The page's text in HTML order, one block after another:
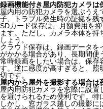
録画機能付き屋内防犯カメラは
屋内用の防犯カメラを選ぶう
子、トラブル発生時の証拠を
SDカード保存は、月額費用を
ます。ただし、カメラ本体を
しょう。
クラウド保存は、録画データ
がかかる場合があり、長期間
常時録画をしたい場合は、保
す。逆に感度が高すぎると、
切です。
屋内から屋外を撮影する場合は
屋内用防犯カメラを窓際に設
を避けられるため便利です。
しかし、窓ガラス越しの撮影